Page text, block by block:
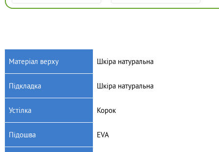
Style 500-04 (рожевий)
265грн.
Матеріал верху Шкіра натуральна
Підкладка Шкіра натуральна
Устілка Корок
Підошва EVA